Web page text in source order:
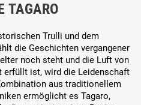
TAGARO
Trulli und dem
die Geschichten vergangener
noch steht und die Luft von
erfüllt ist, wird die Leidenschaft
aus traditionellem
ermöglicht es Tagaro,